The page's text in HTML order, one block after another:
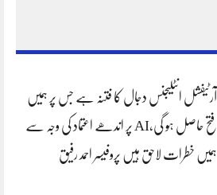
آرٹیفشل انٹلیجنس دجال کا فتنہ ہے جس پر ہمیں
فتح حاصل ہو گی،AI پر اندھے اعتماد کی وجہ سے
ہمیں خطرات لاحق ہیں پروفیسر احمد رفیق